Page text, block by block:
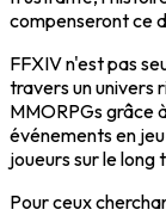
compenseront ce
FFXIV n'est pas
travers un univers
MMORPGs grâce
événements en jeu
joueurs sur le long
Pour ceux